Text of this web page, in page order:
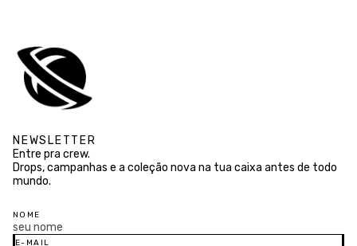
NEWSLETTER
Entre pra crew.
Drops, campanhas e a coleção nova na tua caixa antes de todo
mundo.
NOME
E-MAIL